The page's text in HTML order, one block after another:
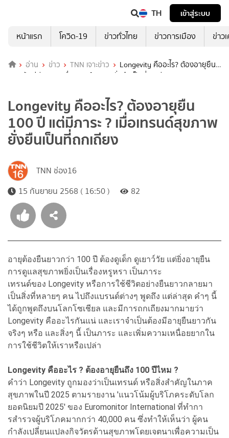
TH
เข้าสู่ระบบ
หน้าแรก
โควิด-19 ข่าวทั่วไทย ข่าวการเมือง ข่าว
อ่าน ข่าว TNN เจาะข่าว
Longevity คืออะไร? ต้องอายุยืน
100 ปี แต่มีภาระ ? เมื่อเทรนด์สุขภาพยั่งยืนเป็นที่ถกเถียง
Longevity คืออะไร? ต้องอายุยืน
100 ปี แต่มีภาระ ? เมื่อเทรนด์สุขภาพ
ยั่งยืนเป็นที่ถกเถียง
TNN ช่อง16
15 กันยายน 2568 ( 16:50 )
82
อายุต้องยืนยาวกว่า 100 ปี ต้องดูเด็ก ดูเยาว์วัย แต่ยิ่งอายุยืน
การดูแลสุขภาพยิ่งเป็นเรื่องหรูหรา เป็นภาระ
เทรนด์ของ Longevity หรือการใช้ชีวิตอย่างยืนยาวกลายมา
เป็นสิ่งที่หลายๆ คน ไปถึงแบรนด์ต่างๆ พูดถึง แต่ล่าสุด คำๆ นี้
ได้ถูกพูดถึงบนโลกโซเชียล และมีการถกเถียงมากมายว่า
Longevity คืออะไรกันแน่ และเราจำเป็นต้องมีอายุยืนยาวกัน
จริงๆ หรือ และสิ่งๆ นี้ เป็นภาระ และเพิ่มความเหนื่อยยากใน
การใช้ชีวิตให้เราหรือเปล่า
Longevity คืออะไร ? ต้องอายุยืนถึง 100 ปีไหม ?
คำว่า Longevity ถูกมองว่าเป็นเทรนด์ หรือสิ่งสำคัญในภาค
สุขภาพในปี 2025 ตามรายงาน 'แนวโน้มผู้บริโภคระดับโลก
ยอดนิยมปี 2025' ของ Euromonitor International ที่ทำกา
รสํารวจผู้บริโภคมากกว่า 40,000 คน ซึ่งทำให้เห็นว่า ผู้คน
กำลังเปลี่ยนแปลงกิจวัตรด้านสุขภาพโดยเจตนาเพื่อความเป็น